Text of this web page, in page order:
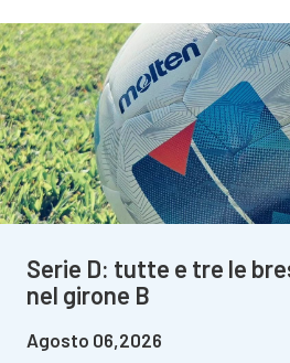
Serie D: tutte e tre le
nel girone B
Agosto 06,2026